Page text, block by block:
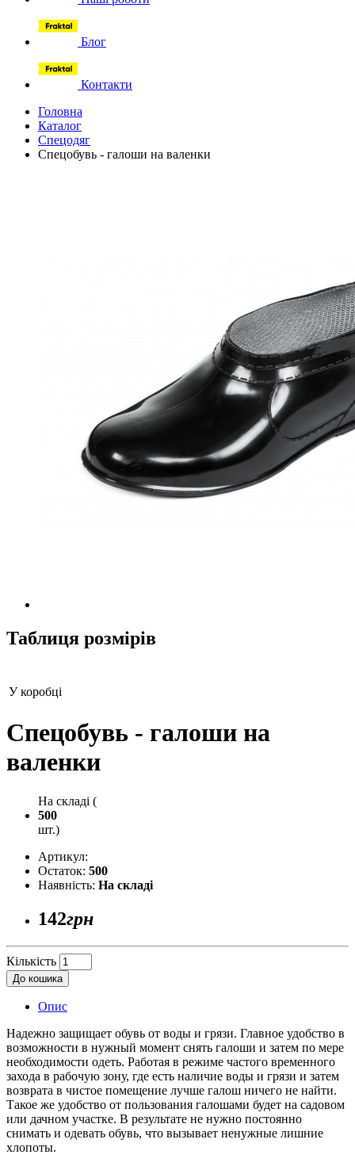
Блог
Контакти
Головна
Каталог
Спецодяг
Спецобувь - галоши на валенки
Таблиця розмірів
У коробці
Спецобувь - галоши на
валенки
На складі (
500
шт.)
Артикул:
Остаток: 500
Наявність: На складі
142грн
Кількість
До кошика
Опис
Надежно защищает обувь от воды и грязи. Главное удобство в
возможности в нужный момент снять галоши и затем по мере
необходимости одеть. Работая в режиме частого временного
захода в рабочую зону, где есть наличие воды и грязи и затем
возврата в чистое помещение лучше галош ничего не найти.
Такое же удобство от пользования галошами будет на садовом
или дачном участке. В результате не нужно постоянно
снимать и одевать обувь, что вызывает ненужные лишние
хлопоты.